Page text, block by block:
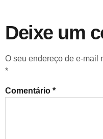
Deixe um
O seu endereço de e-mail
*
Comentário *